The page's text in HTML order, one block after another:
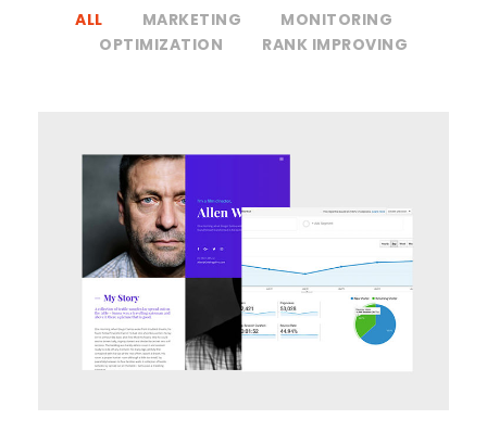
ALL MARKETING
MONITORING
OPTIMIZATION
RANK IMPROVING